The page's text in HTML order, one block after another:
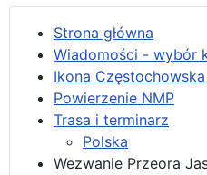
Strona główna
Wiadomości - wybór
Ikona
Powierzenie NMP
Trasa i terminarz
Polska
Wezwanie Przeora